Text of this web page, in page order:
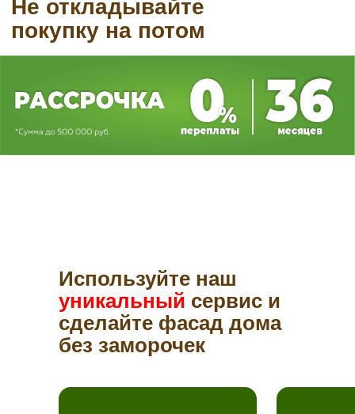
Используйте наш
уникальный сервис и
сделайте фасад дома
без заморочек